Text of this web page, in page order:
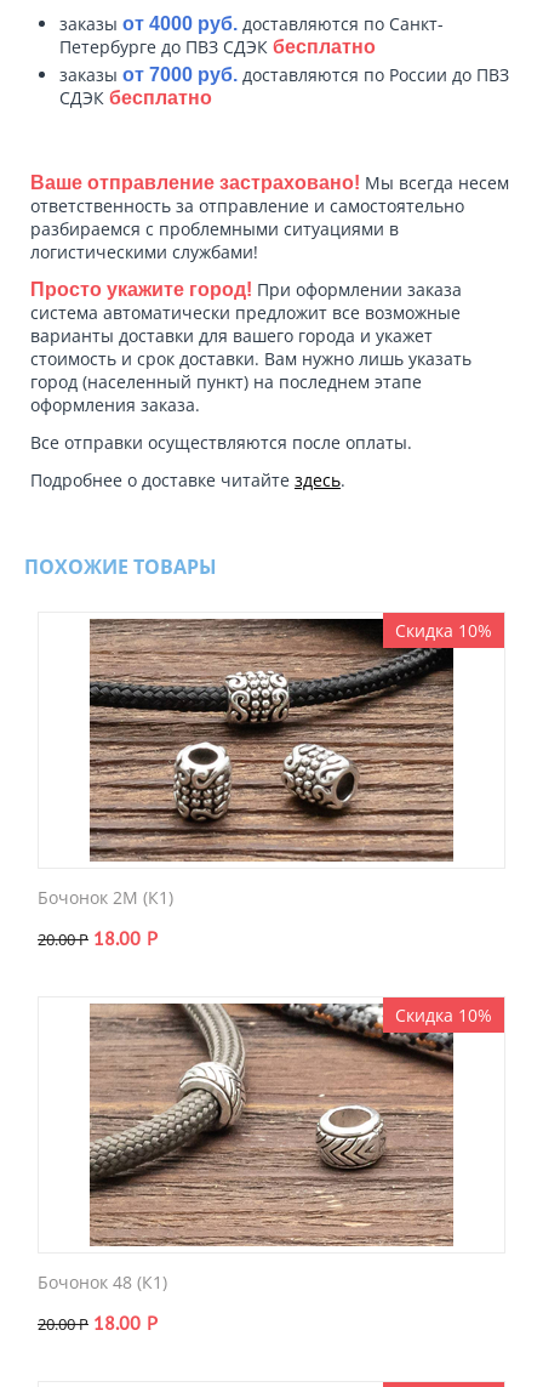
заказы от 4000 руб. доставляются по Санкт-
Петербурге до ПВЗ СДЭК бесплатно
заказы от 7000 руб. доставляются по России до ПВЗ
СДЭК бесплатно
Ваше отправление застраховано! Мы всегда несем
ответственность за отправление и самостоятельно
разбираемся с проблемными ситуациями в
логистическими службами!
Просто укажите город! При оформлении заказа
система автоматически предложит все возможные
варианты доставки для вашего города и укажет
стоимость и срок доставки. Вам нужно лишь указать
город (населенный пункт) на последнем этапе
оформления заказа.
Все отправки осуществляются после оплаты.
Подробнее о доставке читайте здесь.
ПОХОЖИЕ ТОВАРЫ
Скидка 10%
Бочонок 2M (К1)
20.00Р 18.00 Р
Скидка 10%
Бочонок 48 (К1)
20.00Р 18.00 Р